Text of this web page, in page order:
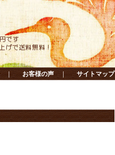
｜ お客様の声 ｜ サイトマップ